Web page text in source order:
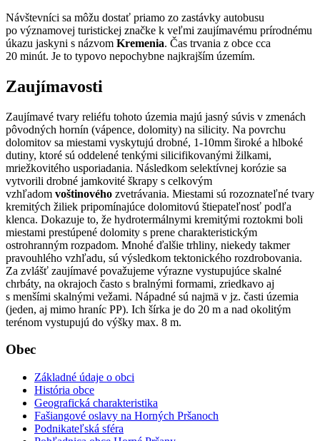
Návštevníci sa môžu dostať priamo zo zastávky autobusu
po významovej turistickej značke k veľmi zaujímavému prírodnému
úkazu jaskyni s názvom Kremenia. Čas trvania z obce cca
20 minút. Je to typovo nepochybne najkrajším územím.
Zaujímavosti
Zaujímavé tvary reliéfu tohoto územia majú jasný súvis v zmenách
pôvodných hornín (vápence, dolomity) na silicity. Na povrchu
dolomitov sa miestami vyskytujú drobné, 1-10mm široké a hlboké
dutiny, ktoré sú oddelené tenkými silicifikovanými žilkami,
mriežkovitého usporiadania. Následkom selektívnej korózie sa
vytvorili drobné jamkovité škrapy s celkovým
vzhľadom voštinového zvetrávania. Miestami sú rozoznateľné tvary
kremitých žiliek pripomínajúce dolomitovú štiepateľnosť podľa
klenca. Dokazuje to, že hydrotermálnymi kremitými roztokmi boli
miestami prestúpené dolomity s prene charakteristickým
ostrohranným rozpadom. Mnohé ďalšie trhliny, niekedy takmer
pravouhlého vzhľadu, sú výsledkom tektonického rozdrobovania.
Za zvlášť zaujímavé považujeme výrazne vystupujúce skalné
chrbáty, na okrajoch často s bralnými formami, zriedkavo aj
s menšími skalnými vežami. Nápadné sú najmä v jz. časti územia
(jeden, aj mimo hraníc PP). Ich šírka je do 20 m a nad okolitým
terénom vystupujú do výšky max. 8 m.
Obec
Základné údaje o obci
História obce
Geografická charakteristika
Fašiangové oslavy na Horných Pršanoch
Podnikateľská sféra